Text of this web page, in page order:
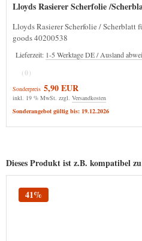
Lloyds Rasierer Scherfolie /
goods 40200538
Lieferzeit: 1-5 Werktage DE / Ausland
(0)
Sonderpreis 5,90 EUR
inkl. 19 % MwSt. zzgl. Versandkosten
Sonderangebot gültig bis: 19.12.2026
Dieses Produkt ist z.B. kompatibel
41%